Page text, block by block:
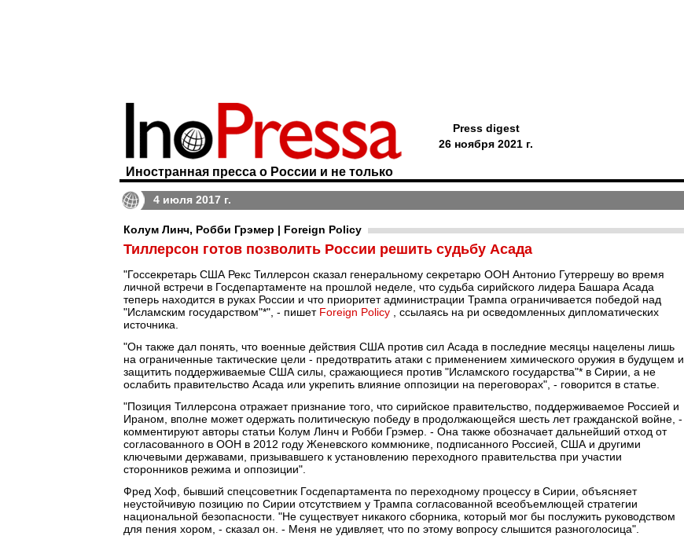
Иностранная пресса о России и не только
Press digest
26 ноября 2021 г.
4 июля 2017 г.
Колум Линч, Робби Грэмер | Foreign Policy
Тиллерсон готов позволить России решить судьбу Асада
"Госсекретарь США Рекс Тиллерсон сказал генеральному секретарю ООН Антонио Гутеррешу во время
личной встречи в Госдепартаменте на прошлой неделе, что судьба сирийского лидера Башара Асада
теперь находится в руках России и что приоритет администрации Трампа ограничивается победой над
"Исламским государством"*", - пишет Foreign Policy
, ссылаясь на ри осведомленных дипломатических
источника.
"Он также дал понять, что военные действия США против сил Асада в последние месяцы нацелены лишь
на ограниченные тактические цели - предотвратить атаки с применением химического оружия в будущем и
защитить поддерживаемые США силы, сражающиеся против "Исламского государства"* в Сирии, а не
ослабить правительство Асада или укрепить влияние оппозиции на переговорах", - говорится в статье.
"Позиция Тиллерсона отражает признание того, что сирийское правительство, поддерживаемое Россией и
Ираном, вполне может одержать политическую победу в продолжающейся шесть лет гражданской войне, -
комментируют авторы статьи Колум Линч и Робби Грэмер. - Она также обозначает дальнейший отход от
согласованного в ООН в 2012 году Женевского коммюнике, подписанного Россией, США и другими
ключевыми державами, призывавшего к установлению переходного правительства при участии
сторонников режима и оппозиции".
Фред Хоф, бывший спецсоветник Госдепартамента по переходному процессу в Сирии, объясняет
неустойчивую позицию по Сирии отсутствием у Трампа согласованной всеобъемлющей стратегии
национальной безопасности. "Не существует никакого сборника, который мог бы послужить руководством
для пения хором, - сказал он. - Меня не удивляет, что по этому вопросу слышится разноголосица".